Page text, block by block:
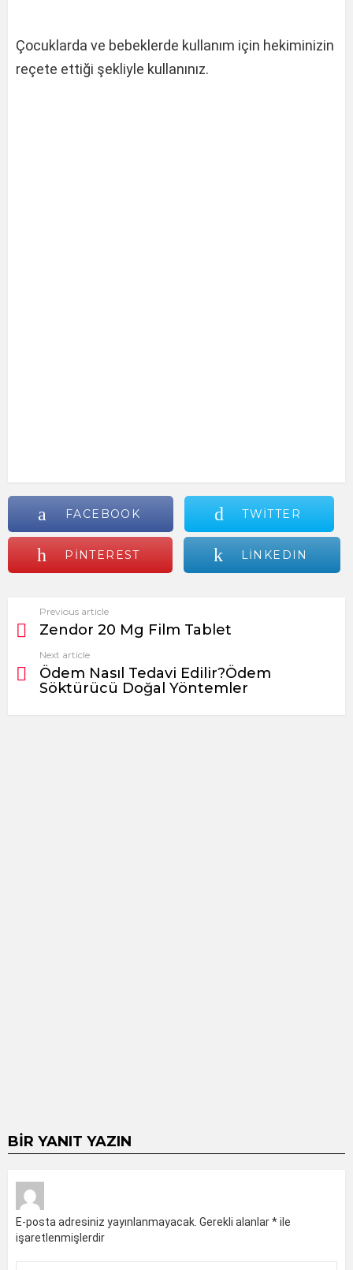
Çocuklarda ve bebeklerde kullanım için hekiminizin
reçete ettiği şekliyle kullanınız.
FACEBOOK TWITTER
PINTEREST LINKEDIN
more
Previous article
Zendor 20 Mg Film Tablet
Next article
Ödem Nasıl Tedavi Edilir?Ödem
Söktürücü Doğal Yöntemler
BIR YANIT YAZIN
E-posta adresiniz yayınlanmayacak. Gerekli alanlar*ile
işaretlenmişlerdir